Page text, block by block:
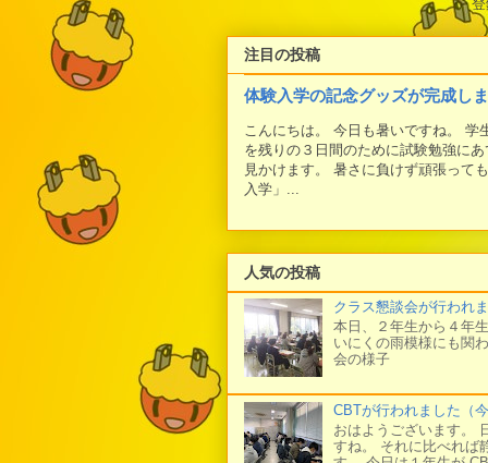
注目の投稿
体験入学の記念グッズが完成し
こんにちは。 今日も暑いですね。 学
を残りの３日間のために試験勉強に
見かけます。 暑さに負けず頑張って
入学」...
人気の投稿
クラス懇談会が行われ
本日、２年生から４年
いにくの雨模様にも関
会の様子
CBTが行われました（
おはようございます。
すね。 それに比べれば